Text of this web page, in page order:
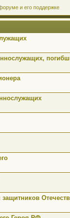
и его поддержке